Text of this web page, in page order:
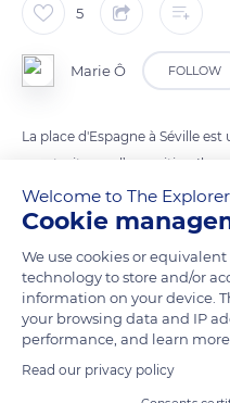
5
Marie Ô FOLLOW
La place d'Espagne à Séville
construit pour l’exposition
place est remplie de symboles :
représentent les différentes
communauté autonome
READ MORE
Welcome to The
Cookie
We use cookies or equivalent
technology to store and/or
information on your device.
your browsing data and IP
performance, and learn
Read our privacy policy